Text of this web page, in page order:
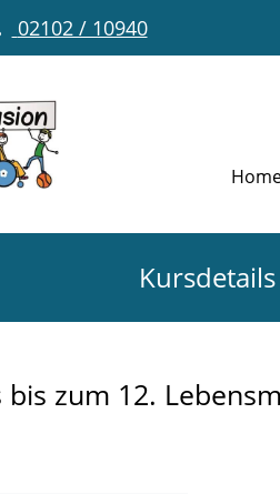
02102 / 10940
Kursdetails
zum 12.